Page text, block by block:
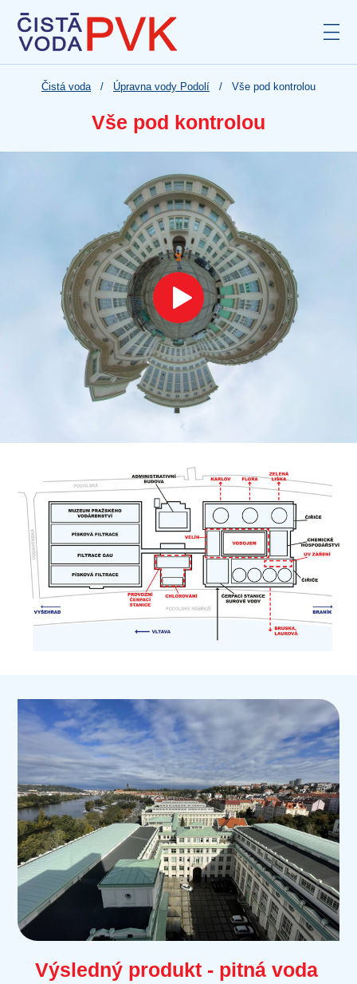
Čistá voda Úpravna vody Podolí Vše pod kontrolou
Vše pod kontrolou
Play
Výsledný produkt - pitná voda